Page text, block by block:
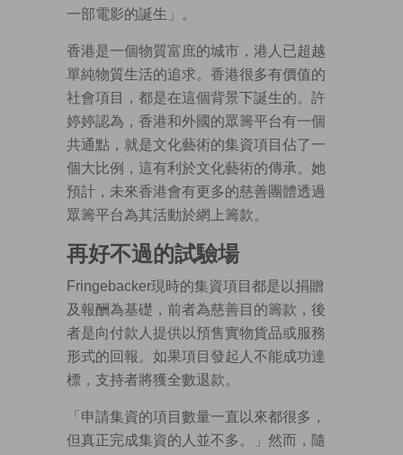
一部電影的誕生」。
香港是一個物質富庶的城市，港人已超越
單純物質生活的追求。香港很多有價值的
社會項目，都是在這個背景下誕生的。許
婷婷認為，香港和外國的眾籌平台有一個
共通點，就是文化藝術的集資項目佔了一
個大比例，這有利於文化藝術的傳承。她
預計，未來香港會有更多的慈善團體透過
眾籌平台為其活動於網上籌款。
再好不過的試驗場
Fringebacker現時的集資項目都是以捐贈
及報酬為基礎，前者為慈善目的籌款，後
者是向付款人提供以預售實物貨品或服務
形式的回報。如果項目發起人不能成功達
標，支持者將獲全數退款。
「申請集資的項目數量一直以來都很多，
但真正完成集資的人並不多。」然而，隨